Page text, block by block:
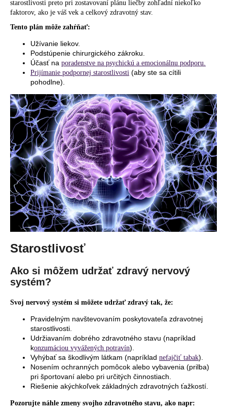
starostlivosti preto pri zostavovaní plánu liečby zohľadní niekoľko
faktorov, ako je váš vek a celkový zdravotný stav.
Tento plán môže zahŕňať:
Užívanie liekov.
Podstúpenie chirurgického zákroku.
Účasť na poradenstve na psychickú a emocionálnu podporu.
Prijímanie podpornej starostlivosti (aby ste sa cítili
pohodlne).
Starostlivosť
Ako si môžem udržať zdravý nervový
systém?
Svoj nervový systém si môžete udržať zdravý tak, že:
Pravidelným navštevovaním poskytovateľa zdravotnej
starostlivosti.
Udržiavaním dobrého zdravotného stavu (napríklad
konzumáciou vyvážených potravín).
Vyhýbať sa škodlivým látkam (napríklad nefajčiť tabak).
Nosením ochranných pomôcok alebo vybavenia (prilba)
pri športovaní alebo pri určitých činnostiach.
Riešenie akýchkoľvek základných zdravotných ťažkostí.
Pozorujte náhle zmeny svojho zdravotného stavu, ako napr: